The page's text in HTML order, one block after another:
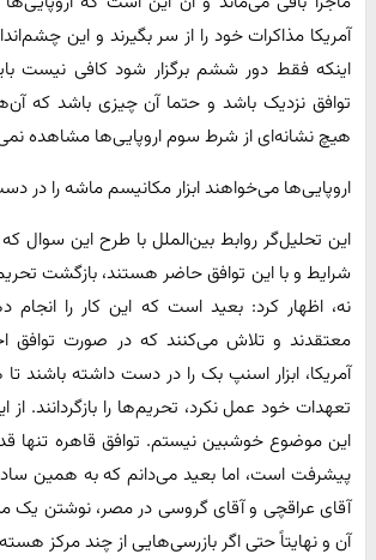
آمریکا مذاکرات خود را از سر بگیرند و این
اینکه فقط دور ششم برگزار شود کافی نیست
توافق نزدیک باشد و حتما آن چیزی باشد که
هیچ نشانه‌ای از شرط سوم اروپایی‌ها مشاهده
اروپایی‌ها می‌خواهند ابزار مکانیسم ماشه را در
این تحلیل‌گر روابط بین‌الملل با طرح این سوال که
شرایط و با این توافق حاضر هستند، بازگشت
نه، اظهار کرد: بعید است که این کار را انجام
معتقدند و تلاش می‌کنند که در صورت توافق
آمریکا، ابزار اسنپ بک را در دست داشته باشند تا
تعهدات خود عمل نکرد، تحریم‌ها را بازگردانند.
این موضوع خوشبین نیستم. توافق قاهره تنها
پیشرفت است، اما بعید می‌دانم که به همین
آقای عراقچی و آقای گروسی در مصر، نوشتن یک
آن و نهایتاً حتی اگر بازرسی‌هایی از چند مرکز